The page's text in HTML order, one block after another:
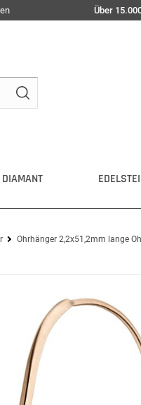
Über
DIAMANT
Ohrhänger 2,2x51,2mm lange